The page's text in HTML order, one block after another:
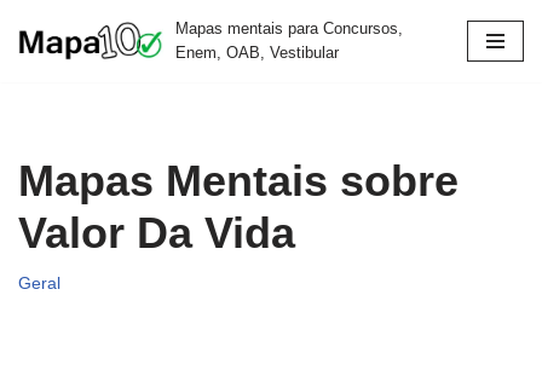
Mapas mentais para Concursos,
Enem, OAB, Vestibular
Mapas Mentais sobre
Valor Da Vida
Geral